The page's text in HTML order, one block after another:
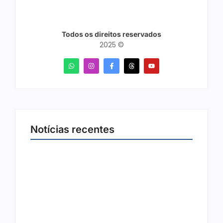
Todos os direitos reservados
2025 ©
Notícias recentes